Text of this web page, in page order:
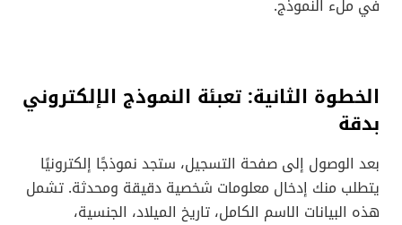
في ملء النموذج.
الخطوة الثانية: تعبئة النموذج الإلكتروني
بدقة
بعد الوصول إلى صفحة التسجيل، ستجد نموذجًا إلكترونيًا
يتطلب منك إدخال معلومات شخصية دقيقة ومحدثة. تشمل
هذه البيانات الاسم الكامل، تاريخ الميلاد، الجنسية،